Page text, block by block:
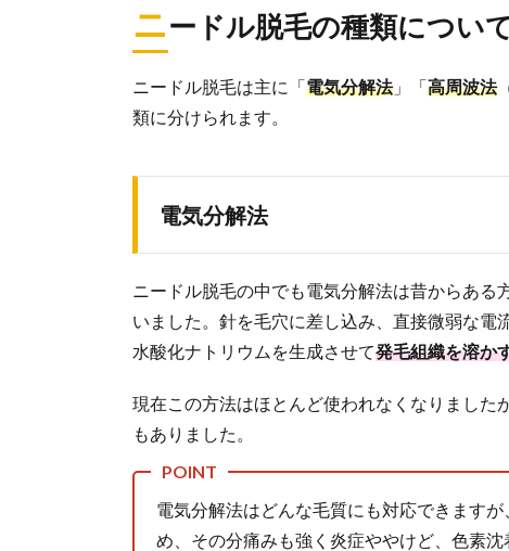
4.
ク
ニ
ッ
ス
サ
ロ
ン
の
ニ
ド
ル
脱
毛
違
い
ニードル脱毛の種類につい
ニードル脱毛は主に「電気分解法」「高周波法
類に分けられます。
電気分解法
ニードル脱毛の中でも電気分解法は昔からあ
いました。針を毛穴に差し込み、直接微弱な電
水酸化ナトリウムを生成させて発毛組織を溶か
現在この方法はほとんど使われなくなりました
もありました。
電気分解法はどんな毛質にも対応できますが
め、その分痛みも強く炎症ややけど、色素沈